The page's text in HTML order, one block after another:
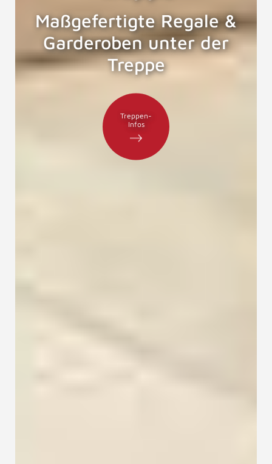
Maßgefertigte Regale &
Garderoben unter der
Treppe
Treppen-
Infos